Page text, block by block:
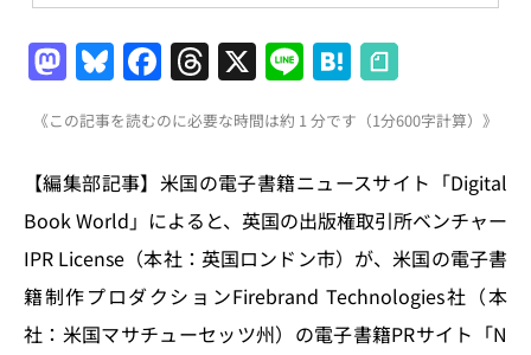
M
a
st
o
d
o
n
Bl
u
e
s
k
y
F
a
c
e
b
o
o
k
T
h
re
a
d
s
X Li
n
e
H
at
e
n
a
《この記事を読むのに必要な時間は約 1 分です（1分600字計算）》
【編集部記事】米国の電子書籍ニュースサイト「Digital
Book World」によると、英国の出版権取引所ベンチャー
IPR License（本社：英国ロンドン市）が、米国の電子書
籍制作プロダクションFirebrand Technologies社（本
社：米国マサチューセッツ州）の電子書籍PRサイト「N